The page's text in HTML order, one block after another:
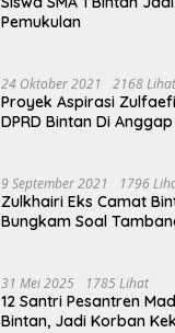
Pemukulan
24 Oktober 2021 2168 Lihat
Proyek Aspirasi
DPRD Bintan Di
9 September 2021 1796
Zulkhairi Eks Camat
Bungkam Soal
31 Mei 2025 1785 Lihat
12 Santri Pesantren
Bintan, Jadi Korban